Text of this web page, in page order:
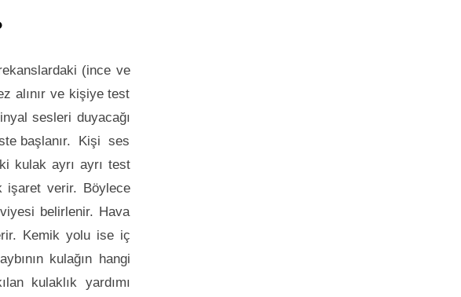
(ince ve
alınır ve kişiye test
sesleri duyacağı
başlanır. Kişi ses
kulak ayrı ayrı test
işaret verir. Böylece
belirlenir. Hava
Kemik yolu ise iç
kulağın hangi
kulaklık yardımı